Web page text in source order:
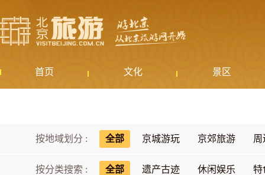
首页 文化 景区
按地域划分 : 全部 京城游玩 京郊旅游 周
按分类搜索 : 全部 遗产古迹 休闲娱乐
特